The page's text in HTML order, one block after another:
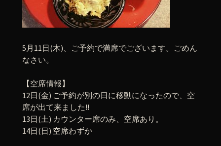
5月11日(木)、ご予約で満席でございます。ごめん
なさい。
【空席情報】
12日(金) ご予約が別の日に移動になったので、空
席が出て来ました!!
13日(土) カウンター席のみ、空席あり。
14日(日) 空席わずか